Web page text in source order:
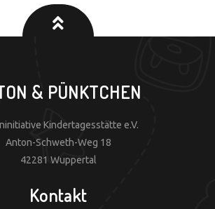
& PÜNKTCHEN
Kindertagesstätte e.V.
Anton-Schweth-Weg 18
42281 Wuppertal
Kontakt